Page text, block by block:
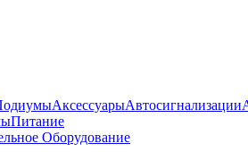
АксессуарыАвтосигнализации
Питание
Оборудование